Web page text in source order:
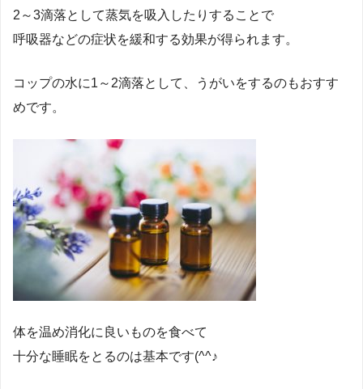
2～3滴落として蒸気を吸入したりすることで
呼吸器などの症状を緩和する効果が得られます。
コップの水に1～2滴落として、うがいをするのもおすす
めです。
体を温め消化に良いものを食べて
十分な睡眠をとるのは基本です(^^♪